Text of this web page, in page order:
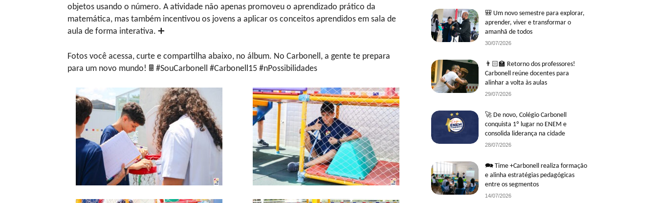
objetos usando o número. A atividade não apenas promoveu o aprendizado prático da
matemática, mas também incentivou os jovens a aplicar os conceitos aprendidos em sala de
aula de forma interativa. ➕
Fotos você acessa, curte e compartilha abaixo, no álbum. No Carbonell, a gente te prepara
para um novo mundo! 🖩 #SouCarbonell #Carbonell15 #nPossibilidades
🎒 Um novo semestre para explorar,
aprender, viver e transformar o
amanhã de todos
30/07/2026
👨🏻‍🏫 Retorno dos professores!
Carbonell reúne docentes para
alinhar a volta às aulas
29/07/2026
🚀 De novo, Colégio Carbonell
conquista 1º lugar no ENEM e
consolida liderança na cidade
28/07/2026
🗪 Time +Carbonell realiza formação
e alinha estratégias pedagógicas
entre os segmentos
14/07/2026